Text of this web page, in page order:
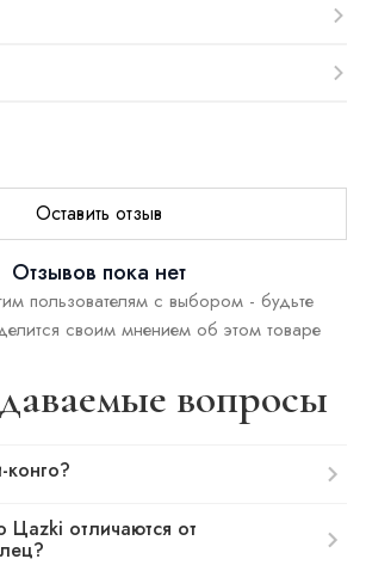
Оставить отзыв
Отзывов пока нет
пользователям с выбором - будьте
своим мнением об этом товаре
вопросы
конго?
Цazki отличаются от